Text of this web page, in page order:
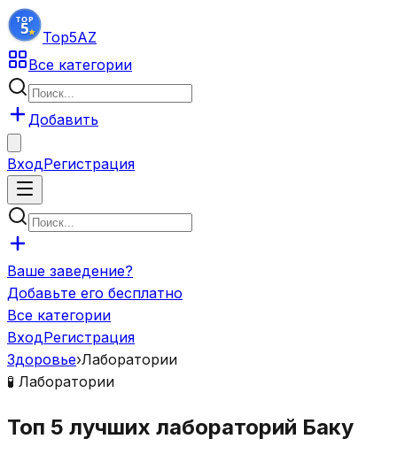
Top5AZ
Все категории
Добавить
ВходРегистрация
Ваше заведение?
Добавьте его бесплатно
Все категории
ВходРегистрация
Здоровье›Лаборатории
🧪 Лаборатории
Топ 5 лучших лабораторий Баку